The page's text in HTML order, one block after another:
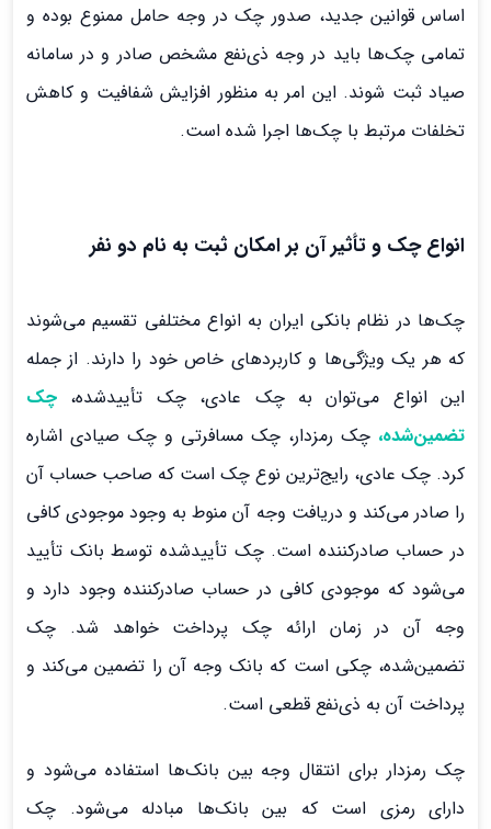
اساس قوانین جدید، صدور چک در وجه حامل ممنوع بوده و
تمامی چک‌ها باید در وجه ذی‌نفع مشخص صادر و در سامانه
صیاد ثبت شوند. این امر به منظور افزایش شفافیت و کاهش
تخلفات مرتبط با چک‌ها اجرا شده است.
انواع چک و تأثیر آن بر امکان ثبت به نام دو نفر
چک‌ها در نظام بانکی ایران به انواع مختلفی تقسیم می‌شوند
که هر یک ویژگی‌ها و کاربردهای خاص خود را دارند. از جمله
این انواع می‌توان به چک عادی، چک تأییدشده، چک
تضمین‌شده، چک رمزدار، چک مسافرتی و چک صیادی اشاره
کرد. چک عادی، رایج‌ترین نوع چک است که صاحب حساب آن
را صادر می‌کند و دریافت وجه آن منوط به وجود موجودی کافی
در حساب صادرکننده است. چک تأییدشده توسط بانک تأیید
می‌شود که موجودی کافی در حساب صادرکننده وجود دارد و
وجه آن در زمان ارائه چک پرداخت خواهد شد. چک
تضمین‌شده، چکی است که بانک وجه آن را تضمین می‌کند و
پرداخت آن به ذی‌نفع قطعی است.
چک رمزدار برای انتقال وجه بین بانک‌ها استفاده می‌شود و
دارای رمزی است که بین بانک‌ها مبادله می‌شود. چک